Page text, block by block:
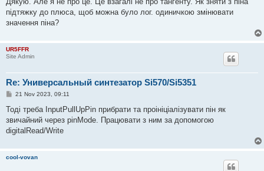
підтяжку до плюса, щоб можна було лог. одиничкою змінювати
значення піна?
UR5FFR
Site Admin
Re: Универсальный синтезатор Si570/Si5351
P
s
t
21 Nov 2023, 09:11
Тоді треба InputPullUpPin прибрати та проініціалізувати пін як
звичайний через pinMode. Працювати з ним за допомогою
digitalRead/Write
cool-vovan